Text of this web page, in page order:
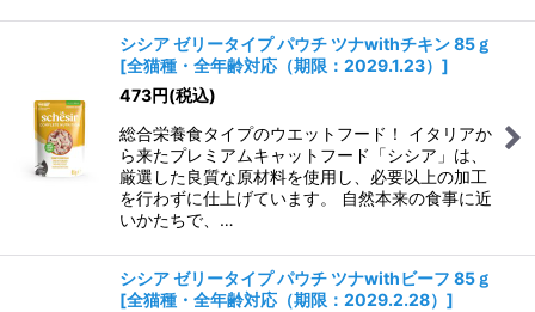
シシア ゼリータイプ パウチ ツナwithチキン 85ｇ
[全猫種・全年齢対応（期限：2029.1.23） ]
473円(税込)
総合栄養食タイプのウエットフード！ イタリアか
ら来たプレミアムキャットフード「シシア」は、
厳選した良質な原材料を使用し、必要以上の加工
を行わずに仕上げています。 自然本来の食事に近
いかたちで、…
シシア ゼリータイプ パウチ ツナwithビーフ 85ｇ
[全猫種・全年齢対応（期限：2029.2.28） ]